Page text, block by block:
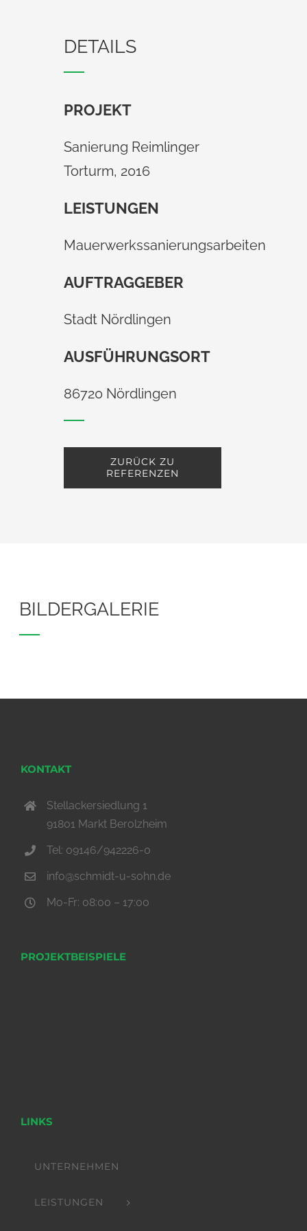
DETAILS
PROJEKT
Sanierung Reimlinger
Torturm, 2016
LEISTUNGEN
Mauerwerkssanierungsarbeiten
AUFTRAGGEBER
Stadt Nördlingen
AUSFÜHRUNGSORT
86720 Nördlingen
ZURÜCK ZU
REFERENZEN
BILDERGALERIE
KONTAKT
Stellackersiedlung 1
91801 Markt Berolzheim
Tel: 09146/942226-0
info@schmidt-u-sohn.de
Mo-Fr: 08:00 – 17:00
PROJEKTBEISPIELE
LINKS
UNTERNEHMEN
LEISTUNGEN